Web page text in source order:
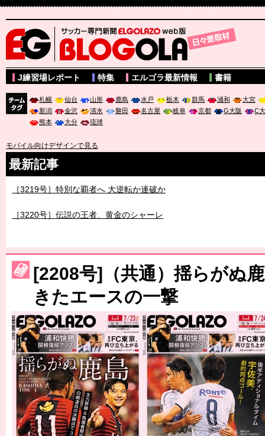
サッカー専門新聞ELGOLAZO web版 BLOGOLA
J練習場レポート 特集 エルゴラ最新情報 書籍
札幌 仙台 山形 鹿島 水戸 栃木 群馬 浦和
大宮
新潟
金沢 清水 磐田 名古屋 岐阜 京都 G大阪
C
熊本
大分 琉球
モバイル向けデザインで見る
最新記事
［3219号］特別な覇者へ 大逆転か連破か
［3220号］伝説の王者、黄金のシャーレ
［3230号］世界一への夢は終わらない
［3223号］一丸。日本出陣
［3222号］史上最大のW杯開幕 注目は「個」
[2208号]（共通）揺らがぬ
きたエースの一撃